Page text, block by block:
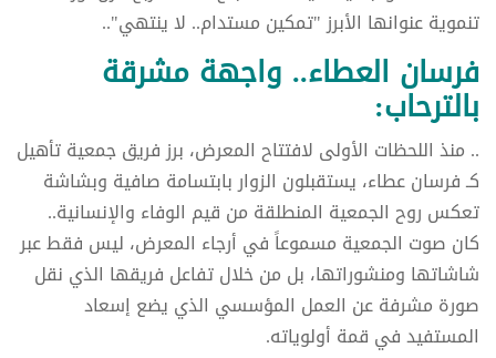
تنموية عنوانها الأبرز "تمكين مستدام.. لا ينتهي"..
فرسان العطاء.. واجهة مشرقة
بالترحاب:
.. منذ اللحظات الأولى لافتتاح المعرض، برز فريق جمعية تأهيل
كـ فرسان عطاء، يستقبلون الزوار بابتسامة صافية وبشاشة
تعكس روح الجمعية المنطلقة من قيم الوفاء والإنسانية..
كان صوت الجمعية مسموعاً في أرجاء المعرض، ليس فقط عبر
شاشاتها ومنشوراتها، بل من خلال تفاعل فريقها الذي نقل
صورة مشرفة عن العمل المؤسسي الذي يضع إسعاد
المستفيد في قمة أولوياته.